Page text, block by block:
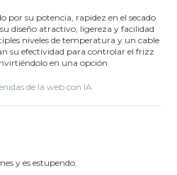
por su potencia, rapidez en el secado
diseño atractivo, ligereza y facilidad
niveles de temperatura y un cable
su efectividad para controlar el frizz
en una opción
de la web con IA
y es estupendo.